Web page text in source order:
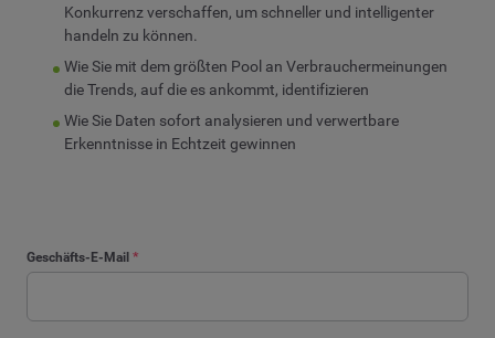
Geschäfts-E-Mail *
Konkurrenz verschaffen, um schneller und intelligenter
handeln zu können.
Wie Sie mit dem größten Pool an Verbrauchermeinungen
die Trends, auf die es ankommt, identifizieren
Wie Sie Daten sofort analysieren und verwertbare
Erkenntnisse in Echtzeit gewinnen